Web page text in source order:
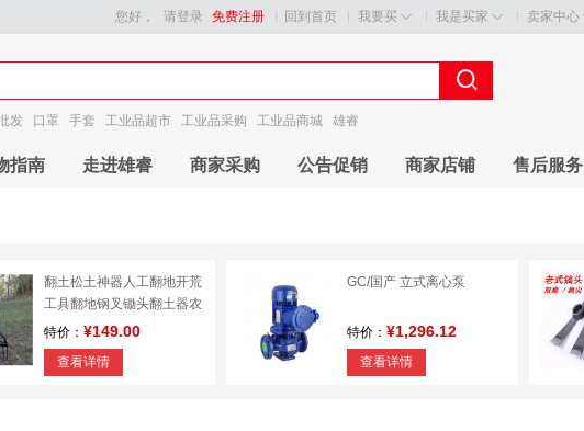
回到首页 我要买 我是买家 卖家中心
您好， 请登录 免费注册
发 口罩 手套 工业品超市 工业品采购 工业品商城 雄睿
指南 走进雄睿 商家采购 公告促销 商家店铺 售后服务
翻土松土神器人工翻地开荒
工具翻地钢叉锄头翻土器农
用松土工具
特价： ¥149.00
查看详情
GC/国产 立式离心泵
特价： ¥1,296.12
查看详情